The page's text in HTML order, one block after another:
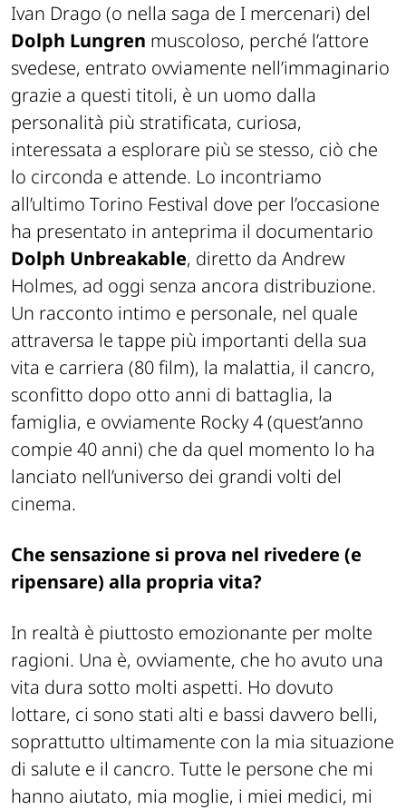
Ivan Drago (o nella saga de I mercenari) del
Dolph Lungren muscoloso, perché l’attore
svedese, entrato ovviamente nell’immaginario
grazie a questi titoli, è un uomo dalla
personalità più stratificata, curiosa,
interessata a esplorare più se stesso, ciò che
lo circonda e attende. Lo incontriamo
all’ultimo Torino Festival dove per l’occasione
ha presentato in anteprima il documentario
Dolph Unbreakable, diretto da Andrew
Holmes, ad oggi senza ancora distribuzione.
Un racconto intimo e personale, nel quale
attraversa le tappe più importanti della sua
vita e carriera (80 film), la malattia, il cancro,
sconfitto dopo otto anni di battaglia, la
famiglia, e ovviamente Rocky 4 (quest’anno
compie 40 anni) che da quel momento lo ha
lanciato nell’universo dei grandi volti del
cinema.
Che sensazione si prova nel rivedere (e
ripensare) alla propria vita?
In realtà è piuttosto emozionante per molte
ragioni. Una è, ovviamente, che ho avuto una
vita dura sotto molti aspetti. Ho dovuto
lottare, ci sono stati alti e bassi davvero belli,
soprattutto ultimamente con la mia situazione
di salute e il cancro. Tutte le persone che mi
hanno aiutato, mia moglie, i miei medici, mi